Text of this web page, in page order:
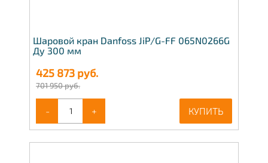
Шаровой кран Danfoss JiP/G-FF 065N0266G
Ду 300 мм
425 873 руб.
701 950 руб.
- + КУПИТЬ